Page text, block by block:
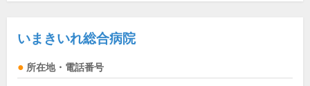
いまきいれ総合病院
所在地・電話番号